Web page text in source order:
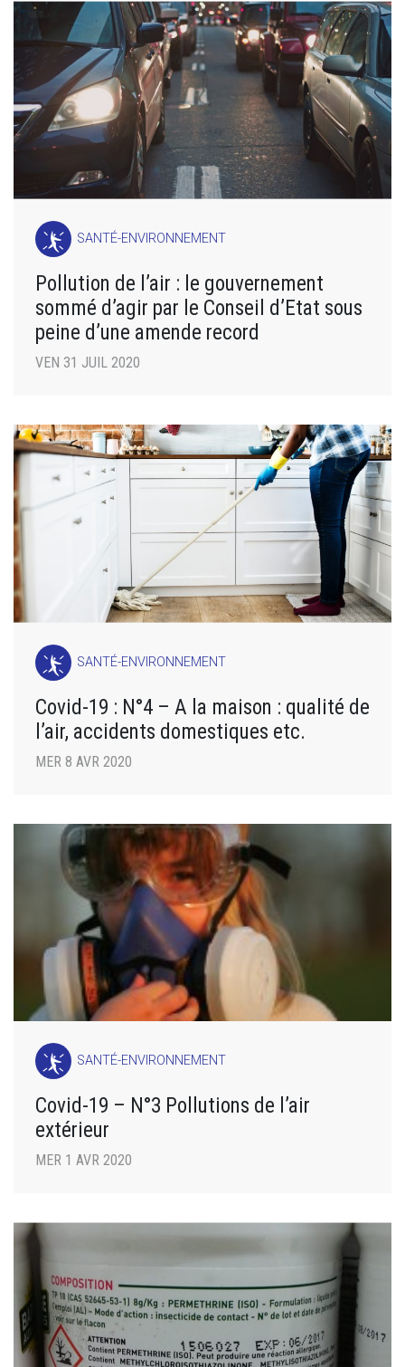
SANTÉ-ENVIRONNEMENT
Pollution de l’air : le gouvernement
sommé d’agir par le Conseil d’Etat sous
peine d’une amende record
VEN 31 JUIL 2020
SANTÉ-ENVIRONNEMENT
Covid-19 : N°4 – A la maison : qualité de
l’air, accidents domestiques etc.
MER 8 AVR 2020
SANTÉ-ENVIRONNEMENT
Covid-19 – N°3 Pollutions de l’air
extérieur
MER 1 AVR 2020